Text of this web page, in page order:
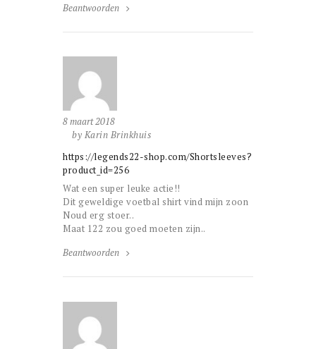
Beantwoorden
8 maart 2018
by Karin Brinkhuis
https://legends22-shop.com/Shortsleeves?
product_id=256
Wat een super leuke actie!!
Dit geweldige voetbal shirt vind mijn zoon
Noud erg stoer..
Maat 122 zou goed moeten zijn..
Beantwoorden